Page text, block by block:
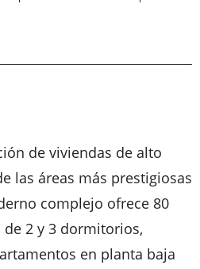
de viviendas de alto
las áreas más prestigiosas
complejo ofrece 80
2 y 3 dormitorios,
en planta baja